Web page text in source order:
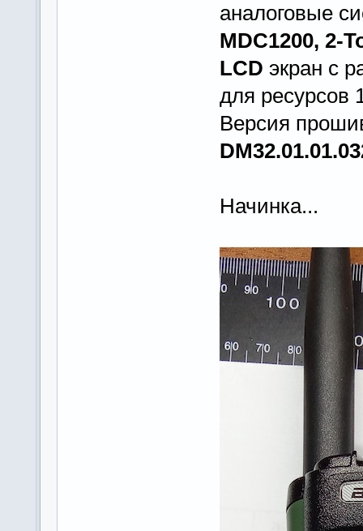
аналоговые
MDC1200, 2-
LCD экран с
для ресурсов
Версия
Начинка...